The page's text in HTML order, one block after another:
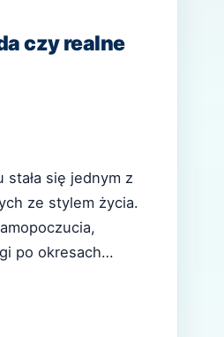
czy realne
się jednym z
ze stylem życia.
po okresach
hasłami a
ma sens, czy…